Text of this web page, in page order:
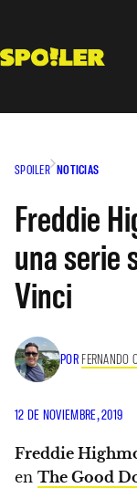
contenido
SPOILER NOTICIAS
Freddie
una serie
Vinci
POR FERNANDO
12 DE NOVIEMBRE, 2019
Freddie
en The Good